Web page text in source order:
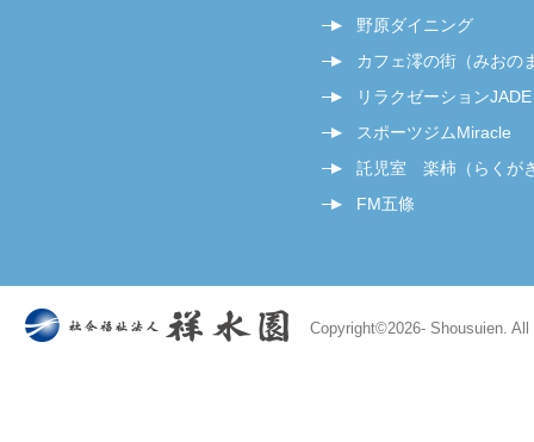
野原ダイニング
カフェ澪の街（みおの
リラクゼーションJADE
スポーツジムMiracle
託児室 楽柿（らくが
FM五條
Copyright©2026- Shousuien.